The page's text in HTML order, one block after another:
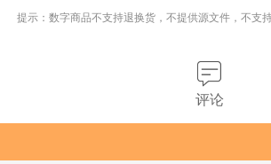
提示：数字商品不支持退换货，不提供源文件，不支持
评论